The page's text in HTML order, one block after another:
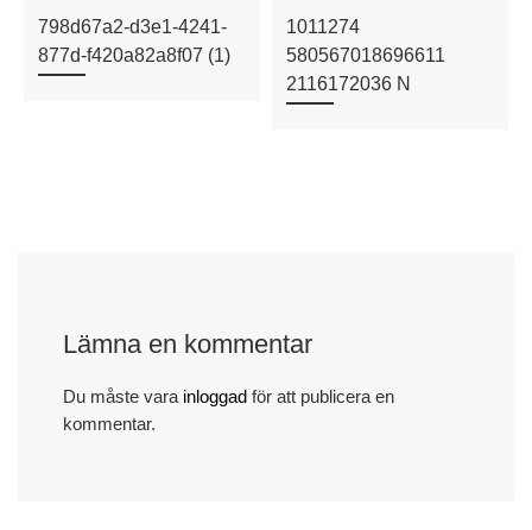
798d67a2-d3e1-4241-
877d-f420a82a8f07 (1)
1011274
580567018696611
2116172036 N
Lämna en kommentar
Du måste vara inloggadför att publicera en
kommentar.